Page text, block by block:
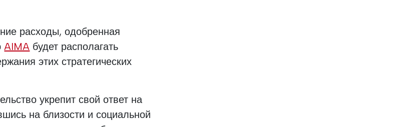
расходы, одобренная
AIMA будет располагать
этих стратегических
укрепит свой ответ на
на близости и социальной